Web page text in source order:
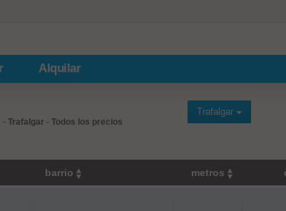
Alquilar
- Trafalgar - Todos los precios
Trafalgar
barrio metros